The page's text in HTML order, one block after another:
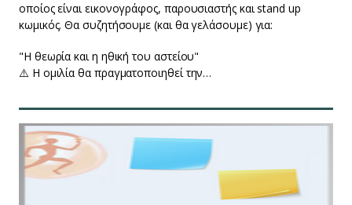
οποίος είναι εικονογράφος, παρουσιαστής και stand up
κωμικός. Θα συζητήσουμε (και θα γελάσουμε) για:
"Η θεωρία και η ηθική του αστείου"
⚠️ Η ομιλία θα πραγματοποιηθεί την…